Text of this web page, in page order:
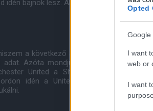
Opted
Google
I want
web or
I want
idén bajnok lesz. Ahogy lent láthatjuk a
a következő adat ennél
adat. Azóta mondjuk a szám növekedni
United a Sheffield United ellen.
idén a United. Elég megnézni,